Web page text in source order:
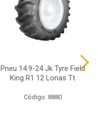
Pneu 14.9-24 Jk Tyre Field
King R1 12 Lonas Tt
Código: 8880